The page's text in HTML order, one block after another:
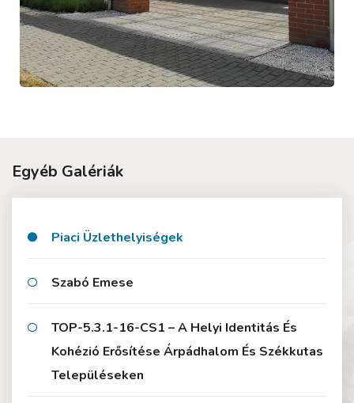
Egyéb Galériák
Piaci Üzlethelyiségek
Szabó Emese
TOP-5.3.1-16-CS1 – A Helyi Identitás És
Kohézió Erősítése Árpádhalom És Székkutas
Településeken